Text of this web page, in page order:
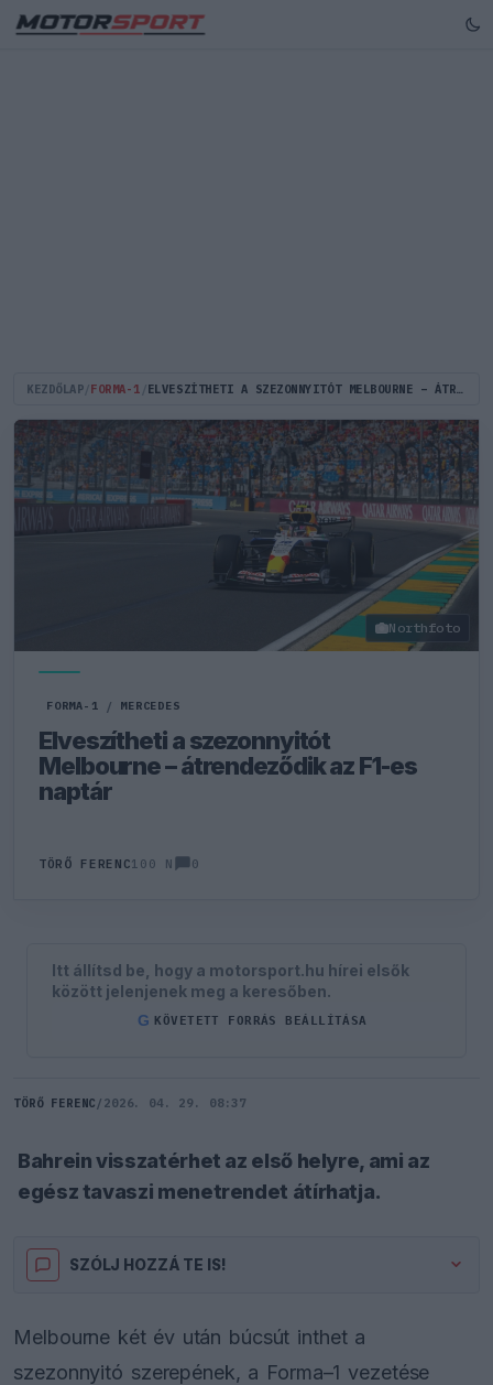
KEZDŐLAP FORMA-1 ELVESZÍTHETI A SZEZONNYITÓT MELBOURNE – ÁTRENDEZŐDIK AZ F1-ES NAPTÁR
Northfoto
FORMA-1 / MERCEDES
Elveszítheti a szezonnyitót
Melbourne – átrendeződik az F1-es
naptár
TÖRŐ FERENC100 N 0
Itt állítsd be, hogy a motorsport.hu hírei elsők
között jelenjenek meg a keresőben.
G KÖVETETT FORRÁS BEÁLLÍTÁSA
TÖRŐ FERENC / 2026. 04. 29. 08:37
Bahrein visszatérhet az első helyre, ami az
egész tavaszi menetrendet átírhatja.
SZÓLJ HOZZÁ TE IS!
Melbourne két év után búcsút inthet a
szezonnyitó szerepének, a Forma–1 vezetése